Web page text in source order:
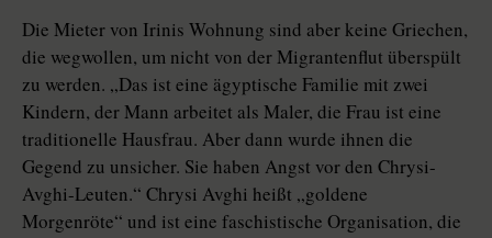
Die Mieter von Irinis Wohnung sind aber keine Griechen,
die wegwollen, um nicht von der Migrantenflut überspült
zu werden. „Das ist eine ägyptische Familie mit zwei
Kindern, der Mann arbeitet als Maler, die Frau ist eine
traditionelle Hausfrau. Aber dann wurde ihnen die
Gegend zu unsicher. Sie haben Angst vor den Chrysi-
Avghi-Leuten.“ Chrysi Avghi heißt „goldene
Morgenröte“ und ist eine faschistische Organisation, die